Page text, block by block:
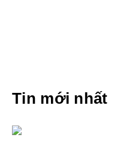
Tin mới nhất